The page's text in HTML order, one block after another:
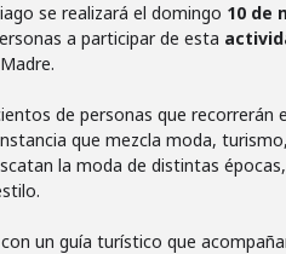
se realizará el domingo 10 de
a participar de esta
de personas que
que mezcla moda,
la moda de distintas
un guía turístico que